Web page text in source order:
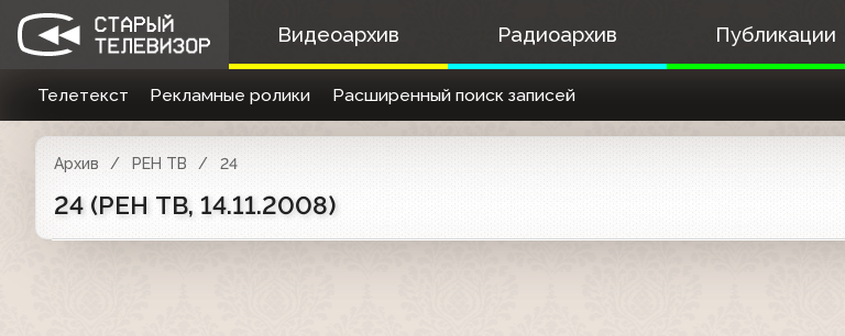
Видеоархив Радиоархив Публикации
Телетекст Рекламные ролики Расширенный поиск записей
Архив РЕН ТВ 24
24 (РЕН ТВ, 14.11.2008)